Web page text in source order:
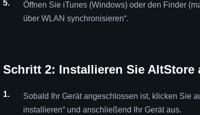
Öffnen Sie iTunes (Windows) oder den Finder
über WLAN synchronisieren“.
Schritt 2: Installieren Sie AltStore
Sobald Ihr Gerät angeschlossen ist, klicken Sie
installieren“ und anschließend Ihr Gerät aus.